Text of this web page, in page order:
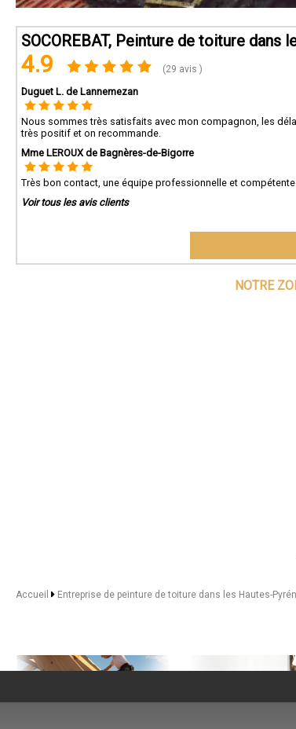
SOCOREBAT, Peinture de toiture dans
4.9 (29 avis )
Duguet L. de Lannemezan
Nous sommes très satisfaits avec mon compagnon, les
très positif et on recommande.
Mme LEROUX de Bagnères-de-Bigorre
Très bon contact, une équipe professionnelle et
Voir tous les avis clients
NOTRE
-
-
Accueil Entreprise de peinture de toiture dans les Hautes-